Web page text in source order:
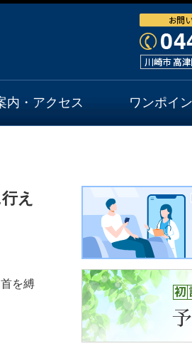
内・アクセス ワンポイ
え
を縛